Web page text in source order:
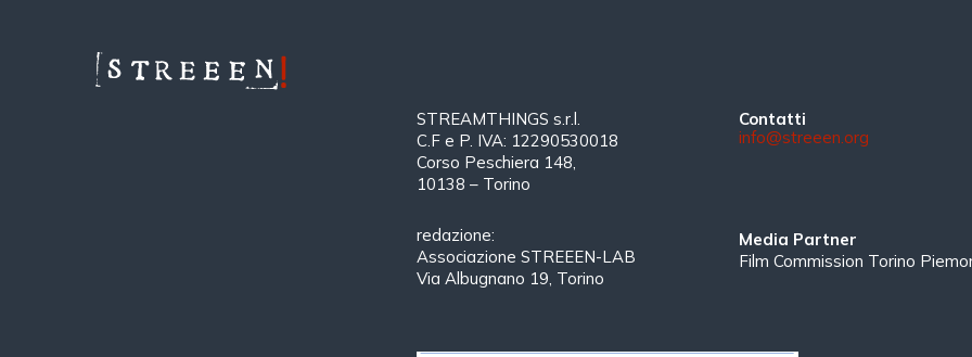
STREAMTHINGS s.r.l.
C.F e P. IVA: 12290530018
Corso Peschiera 148,
10138 – Torino
redazione:
Associazione STREEEN-LAB
Via Albugnano 19, Torino
Contatti
info@streeen.org
Media Partner
Film Commission Torino